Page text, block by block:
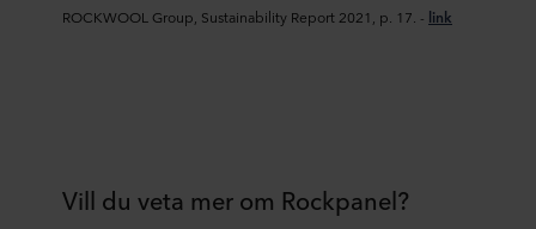
ROCKWOOL Group, Sustainability Report 2021, p. 17. - link
Vill du veta mer om Rockpanel?